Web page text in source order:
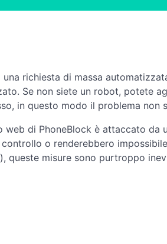
richiesta di massa
Se non siete un robot, potete
in questo modo il problema
di PhoneBlock è attaccato
o renderebbero
), queste misure sono purtroppo